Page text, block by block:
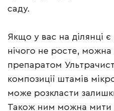
саду.
Якщо у вас на ділянці
нічого не росте,
препаратом
композиції штамів
може розкласти
Також ним можна мити